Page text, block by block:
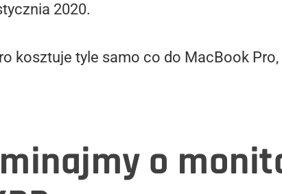
2020.
kosztuje tyle samo co do MacBook Pro,
o